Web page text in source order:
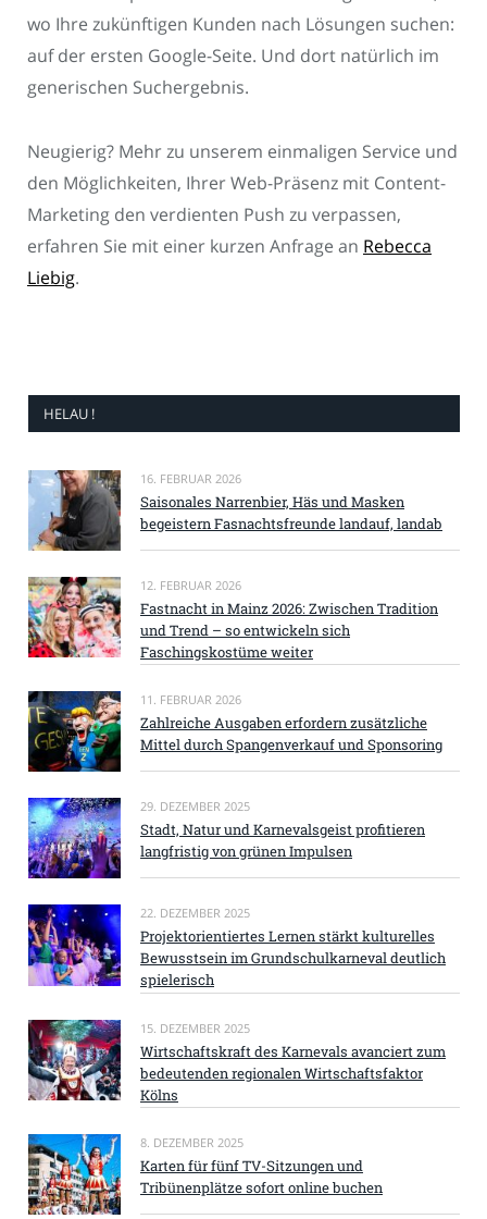
wo Ihre zukünftigen Kunden nach Lösungen suchen:
auf der ersten Google-Seite. Und dort natürlich im
generischen Suchergebnis.
Neugierig? Mehr zu unserem einmaligen Service und
den Möglichkeiten, Ihrer Web-Präsenz mit Content-
Marketing den verdienten Push zu verpassen,
erfahren Sie mit einer kurzen Anfrage an Rebecca
Liebig.
HELAU !
16. FEBRUAR 2026
Saisonales Narrenbier, Häs und Masken
begeistern Fasnachtsfreunde landauf, landab
12. FEBRUAR 2026
Fastnacht in Mainz 2026: Zwischen Tradition
und Trend – so entwickeln sich
Faschingskostüme weiter
11. FEBRUAR 2026
Zahlreiche Ausgaben erfordern zusätzliche
Mittel durch Spangenverkauf und Sponsoring
29. DEZEMBER 2025
Stadt, Natur und Karnevalsgeist profitieren
langfristig von grünen Impulsen
22. DEZEMBER 2025
Projektorientiertes Lernen stärkt kulturelles
Bewusstsein im Grundschulkarneval deutlich
spielerisch
15. DEZEMBER 2025
Wirtschaftskraft des Karnevals avanciert zum
bedeutenden regionalen Wirtschaftsfaktor
Kölns
8. DEZEMBER 2025
Karten für fünf TV-Sitzungen und
Tribünenplätze sofort online buchen